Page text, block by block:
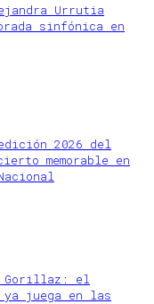
Urrutia
sinfónica en
2026 del
memorable en
Gorillaz: el
ya juega en las